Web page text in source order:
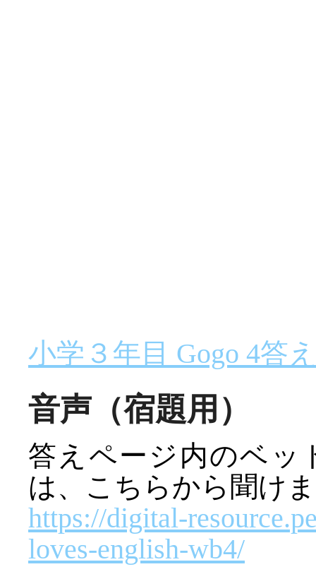
小学３年目 Gogo 4答
音声（宿題用）
答えページ内のベッ
は、こちらから聞け
https://digital-
loves-english-wb4/